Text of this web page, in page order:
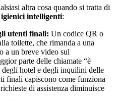
altra cosa quando si tratta di
intelligenti:
utenti finali: Un codice QR o
toilette, che rimanda a una
a un breve video sul
parte delle chiamate “è
degli hotel e degli inquilini delle
finali capiscono come funziona
di assistenza diminuisce